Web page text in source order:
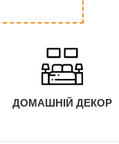
ДОМАШНІЙ ДЕКОР